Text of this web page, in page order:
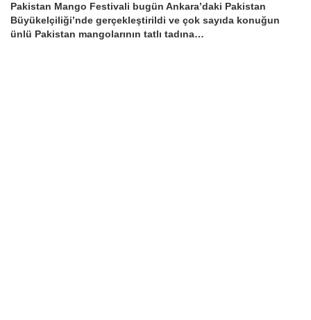
Pakistan Mango Festivali bugün Ankara’daki Pakistan
Büyükelçiliği’nde gerçekleştirildi ve çok sayıda konuğun
ünlü Pakistan mangolarının tatlı tadına…